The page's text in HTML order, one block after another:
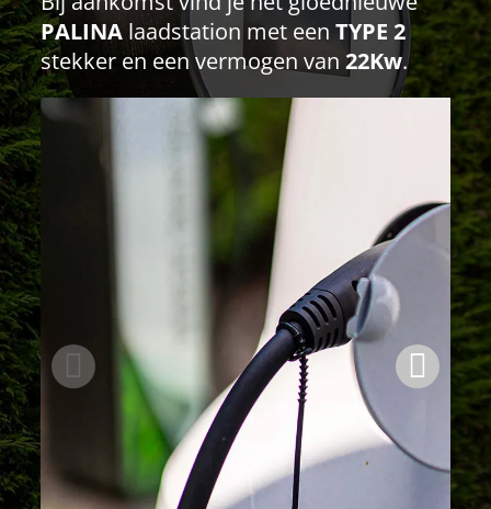
PALINA laadstation met eenTYPE 2
stekker en een vermogen van22Kw.